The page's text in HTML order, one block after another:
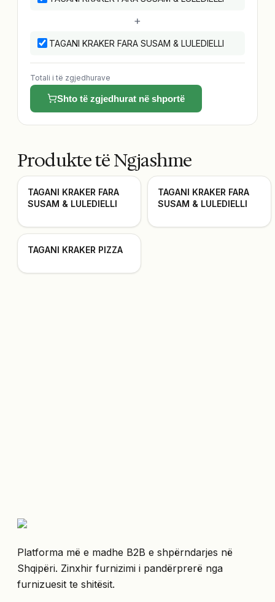
+
TAGANI KRAKER FARA SUSAM & LULEDIELLI
Totali i të zgjedhurave
Shto të zgjedhurat në shportë
Produkte të Ngjashme
TAGANI KRAKER FARA
SUSAM & LULEDIELLI
TAGANI KRAKER FARA
SUSAM & LULEDIELLI
TAGANI KRAKER PIZZA
Platforma më e madhe B2B e shpërndarjes në
Shqipëri. Zinxhir furnizimi i pandërprerë nga
furnizuesit te shitësit.